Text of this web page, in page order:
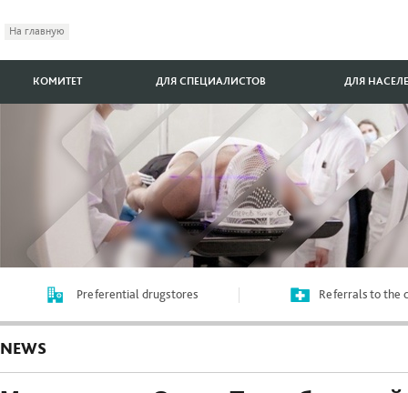
На главную
КОМИТЕТ ДЛЯ СПЕЦИАЛИСТОВ ДЛЯ
Preferential drugstores Referrals to the
NEWS